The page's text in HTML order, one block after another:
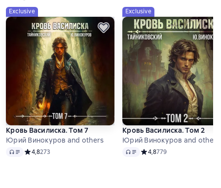
Exclusive
Кровь Василиска. Том 7
Юрий Винокуров and others
Audio Средний рейтинг 4,8 на основе 273 оценок
4,8273
Exclusive
Кровь Василиска. Том 2
Юрий Винокуров and others
Audio Средний рейтинг 4,8 на
4,8779